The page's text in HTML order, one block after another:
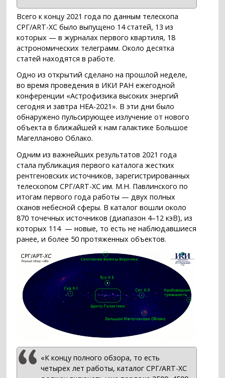
Всего к концу 2021 года по данным телескопа
СРГ/ART-XC было выпущено 14 статей, 13 из
которых — в журналах первого квартиля, 18
астрономических телеграмм. Около десятка
статей находятся в работе.
Одно из открытий сделано на прошлой неделе,
во время проведения в ИКИ РАН ежегодной
конференции «Астрофизика высоких энергий
сегодня и завтра НЕА-2021». В эти дни было
обнаружено пульсирующее излучение от нового
объекта в ближайшей к нам галактике Большое
Магелланово Облако.
Одним из важнейших результатов 2021 года
стала публикация первого каталога жестких
рентгеновских источников, зарегистрированных
телескопом СРГ/ART-XC им. М.Н. Павлинского по
итогам первого года работы — двух полных
сканов небесной сферы. В каталог вошли около
870 точечных источников (диапазон 4–12 кэВ), из
которых 114 — новые, то есть не наблюдавшиеся
ранее, и более 50 протяженных объектов.
«К концу полного обзора, то есть
четырех лет работы, каталог СРГ/ART-XC